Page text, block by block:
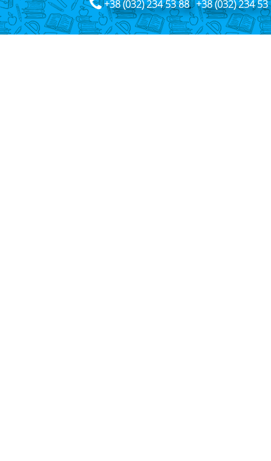
+38 (032) 234 53 88,+38 (032) 234 53